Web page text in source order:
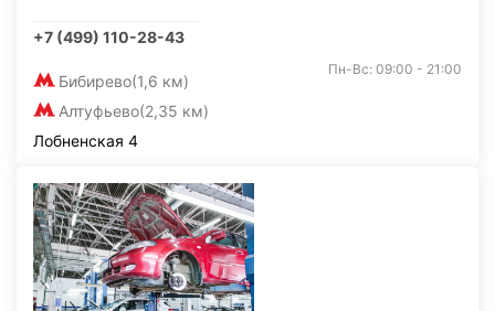
+7 (499) 110-28-43
Бибирево(1,6 км)
Алтуфьево(2,35 км)
Пн-Вс: 09:00 - 21:00
Лобненская 4